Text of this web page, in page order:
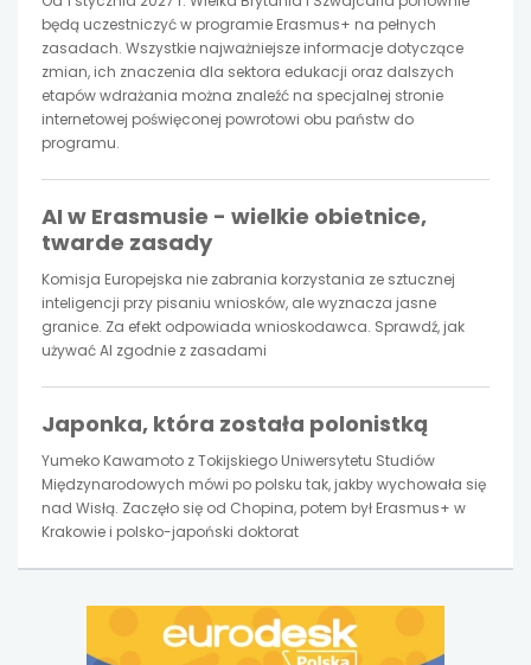
nowej
karcie
nowej
karcie
nowej
karcie
będą uczestniczyć w programie Erasmus+ na pełnych
zasadach. Wszystkie najważniejsze informacje dotyczące
zmian, ich znaczenia dla sektora edukacji oraz dalszych
etapów wdrażania można znaleźć na specjalnej stronie
internetowej poświęconej powrotowi obu państw do
programu.
AI w Erasmusie - wielkie obietnice,
twarde zasady
Komisja Europejska nie zabrania korzystania ze sztucznej
inteligencji przy pisaniu wniosków, ale wyznacza jasne
granice. Za efekt odpowiada wnioskodawca. Sprawdź, jak
używać AI zgodnie z zasadami
Japonka, która została polonistką
Yumeko Kawamoto z Tokijskiego Uniwersytetu Studiów
Międzynarodowych mówi po polsku tak, jakby wychowała się
nad Wisłą. Zaczęło się od Chopina, potem był Erasmus+ w
Krakowie i polsko-japoński doktorat
otwiera